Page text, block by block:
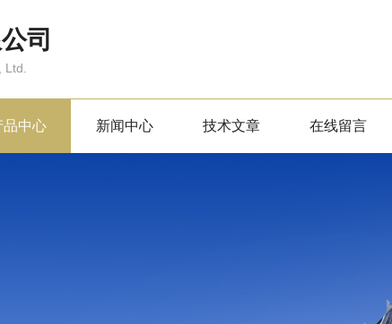
司
品中心 新闻中心 技术文章 在线留言